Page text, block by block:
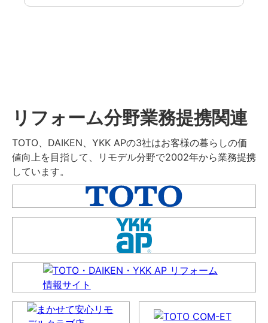
リフォーム分野業務提携関連
TOTO、DAIKEN、YKK APの3社はお客様の暮らしの価
値向上を目指して、リモデル分野で2002年から業務提携
しています。